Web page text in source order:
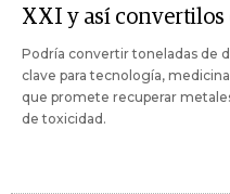
XXI y así convertilos
Podría convertir toneladas de
clave para tecnología,
que promete recuperar
de toxicidad.